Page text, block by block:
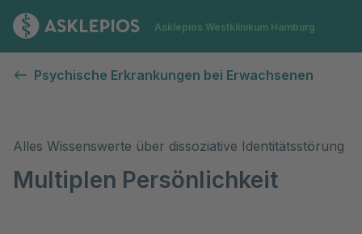
Zur Startseite
Asklepios Westklinikum Hamburg
Psychische Erkrankungen bei Erwachsenen
Alles Wissenswerte über dissoziative Identitätsstörung
Multiplen Persönlichkeit